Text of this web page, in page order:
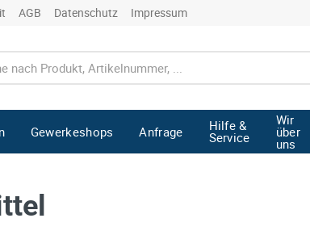
AGB Datenschutz Impressum
Gewerkeshops Anfrage Hilfe &
Service
Wir
über
uns